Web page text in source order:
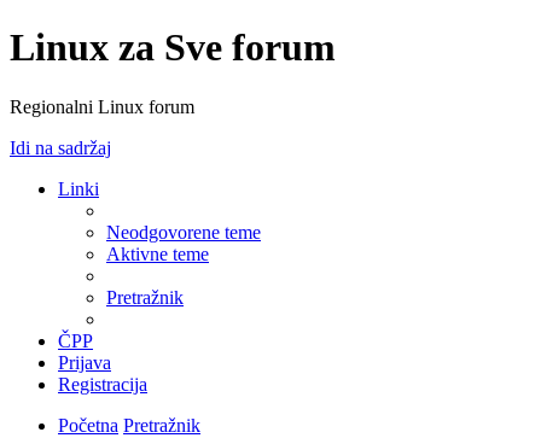
Linux za Sve forum
Regionalni Linux forum
Idi na sadržaj
Linki
Neodgovorene teme
Aktivne teme
Pretražnik
ČPP
Prijava
Registracija
Početna Pretražnik